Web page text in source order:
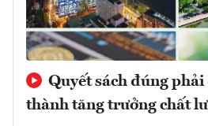
Quyết sách đúng phải
thành tăng trưởng chất